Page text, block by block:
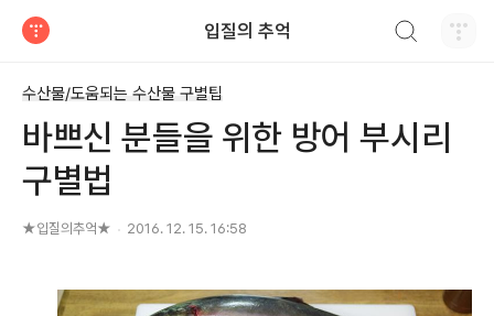
입질의 추억
수산물/도움되는 수산물 구별팁
바쁘신 분들을 위한 방어 부시리
구별법
★입질의추억★ 2016. 12. 15. 16:58